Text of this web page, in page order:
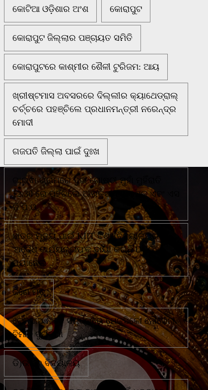
କୋଟିଆ ଓଡ଼ିଶାର ଅଂଶ କୋରାପୁଟ
କୋରାପୁଟ ଜିଲ୍ଲାର ପଞ୍ଚାୟତ ସମିତି
କୋରାପୁଟରେ କାଶ୍ମୀର ଶୈଳୀ ଟୁରିଜମ: ଆୟ
ଖ୍ରୀଷ୍ଟମାସ ଅବସରରେ ଦିଲ୍ଲୀର କ୍ୟାଥେଡ୍ରାଲ୍
ଚର୍ଚ୍ଚରେ ପହଞ୍ଚିଲେ ପ୍ରଧାନମନ୍ତ୍ରୀ ନରେନ୍ଦ୍ର
ମୋଦୀ
ଗଜପତି ଜିଲ୍ଲା ପାଇଁ ଦୁଃଖ
ଗାଇବା ଗ୍ରାମରେ ଦୁଇ ଗୋଷ୍ଠୀ ମୁହାଁ ମୁହିଁରାତି
12.30 ରେ ପହଁଚିଲେ ଆରକ୍ଷୀ ଅଧିକ୍ଷକ ଏବଂ ଏସ
ଡି ପି ଓ
ଛାତ୍ର ମୃତ୍ୟୁ ପାଇଁ KIIT ବିଶ୍ୱବିଦ୍ୟାଳୟର
'ଅବୈଧ କାର୍ଯ୍ୟକଳାପ'କୁ ଦାୟୀ କରିଛି UGC
ପ୍ୟାନେଲ
ଜଣେ ମୃତ
ଟେକ୍ସାସ ନିକଟ ସମୁଦ୍ରରେ ମେକ୍ସିକୋ ନୌସେନା
ବିମାନ ଦୁର୍ଘଟଣା
ଡି)ଉଚ୍ଚ ବିଦ୍ୟାଳୟ